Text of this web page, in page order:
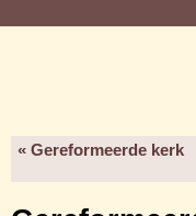
« Gereformeerde kerk